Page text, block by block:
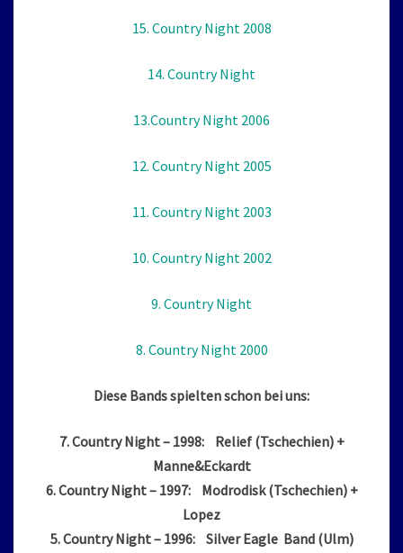
15. Country Night 2008
14. Country Night
13.Country Night 2006
12. Country Night 2005
11. Country Night 2003
10. Country Night 2002
9. Country Night
8. Country Night 2000
Diese Bands spielten schon bei uns:
7. Country Night – 1998: Relief (Tschechien) +
Manne&Eckardt
6. Country Night – 1997: Modrodisk (Tschechien) +
Lopez
5. Country Night – 1996: Silver Eagle Band (Ulm)